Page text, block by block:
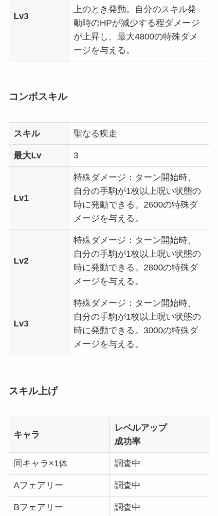
Lv3
上のとき発動。自分のスキル発
動時のHPが減少する程ダメージ
が上昇し、最大4800の特殊ダメ
ージを与える。
コンボスキル
スキル 聖なる疾走
最大Lv 3
Lv1
特殊ダメージ：ターン開始時、
自分の手駒が1枚以上呪い状態の
時に発動できる。2600の特殊ダ
メージを与える。
Lv2
特殊ダメージ：ターン開始時、
自分の手駒が1枚以上呪い状態の
時に発動できる。2800の特殊ダ
メージを与える。
Lv3
特殊ダメージ：ターン開始時、
自分の手駒が1枚以上呪い状態の
時に発動できる。3000の特殊ダ
メージを与える。
スキル上げ
キャラ
レベルアップ
成功率
同キャラ×1体 調査中
Aフェアリー 調査中
Bフェアリー 調査中